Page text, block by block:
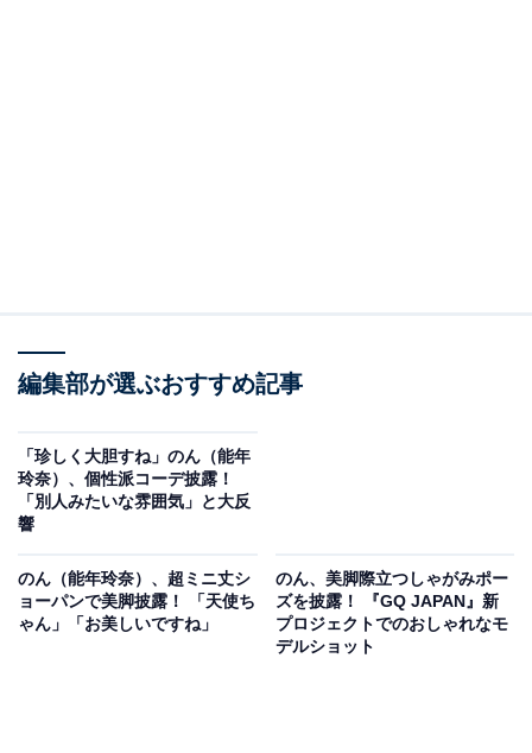
編集部が選ぶおすすめ記事
「珍しく大胆すね」のん（能年
玲奈）、個性派コーデ披露！
「別人みたいな雰囲気」と大反
響
のん（能年玲奈）、超ミニ丈シ
ョーパンで美脚披露！ 「天使ち
ゃん」「お美しいですね」
のん、美脚際立つしゃがみポー
ズを披露！ 『GQ JAPAN』新
プロジェクトでのおしゃれなモ
デルショット